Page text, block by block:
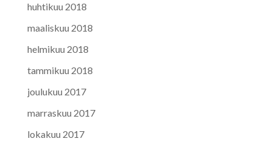
huhtikuu 2018
maaliskuu 2018
helmikuu 2018
tammikuu 2018
joulukuu 2017
marraskuu 2017
lokakuu 2017